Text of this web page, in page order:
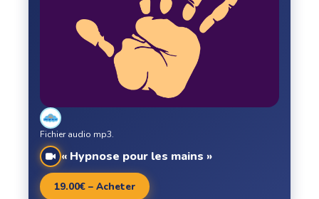
« Hypnose pour les mains »
Fichier audio mp3.
19.00€ – Acheter